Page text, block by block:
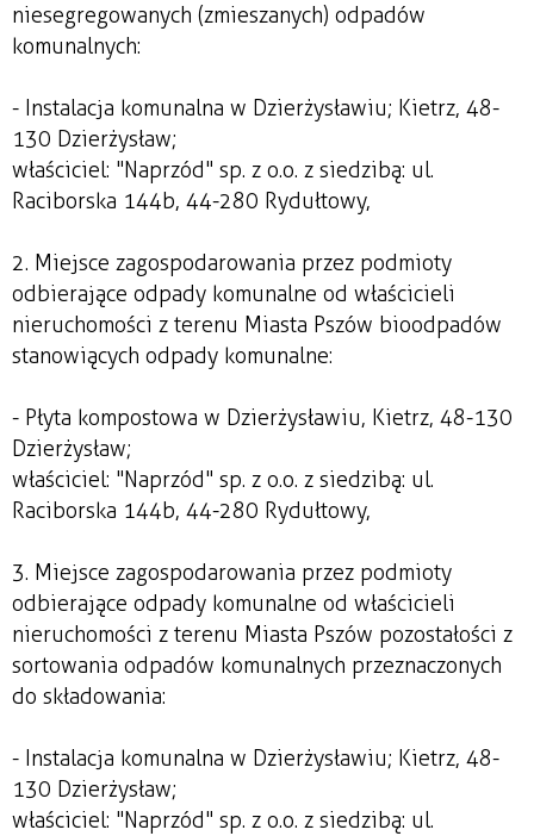
niesegregowanych (zmieszanych) odpadów
komunalnych:
- Instalacja komunalna w Dzierżysławiu; Kietrz, 48-
130 Dzierżysław;
właściciel: "Naprzód" sp. z o.o. z siedzibą: ul.
Raciborska 144b, 44-280 Rydułtowy,
2. Miejsce zagospodarowania przez podmioty
odbierające odpady komunalne od właścicieli
nieruchomości z terenu Miasta Pszów bioodpadów
stanowiących odpady komunalne:
- Płyta kompostowa w Dzierżysławiu, Kietrz, 48-130
Dzierżysław;
właściciel: "Naprzód" sp. z o.o. z siedzibą: ul.
Raciborska 144b, 44-280 Rydułtowy,
3. Miejsce zagospodarowania przez podmioty
odbierające odpady komunalne od właścicieli
nieruchomości z terenu Miasta Pszów pozostałości z
sortowania odpadów komunalnych przeznaczonych
do składowania:
- Instalacja komunalna w Dzierżysławiu; Kietrz, 48-
130 Dzierżysław;
właściciel: "Naprzód" sp. z o.o. z siedzibą: ul.